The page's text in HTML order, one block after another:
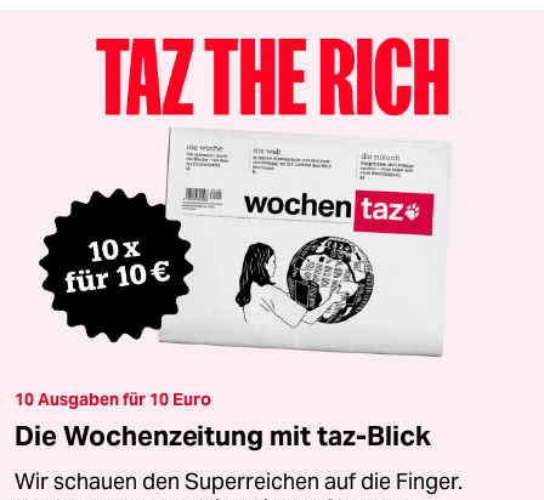
10 Ausgaben für 10 Euro
Die Wochenzeitung mit taz-Blick
Wir schauen den Superreichen auf die Finger.